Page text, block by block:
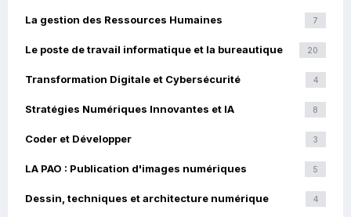
7
La gestion des Ressources Humaines
20
Le poste de travail informatique et la bureautique
4
Transformation Digitale et Cybersécurité
8
Stratégies Numériques Innovantes et IA
3
Coder et Développer
5
LA PAO : Publication d'images numériques
4
Dessin, techniques et architecture numérique